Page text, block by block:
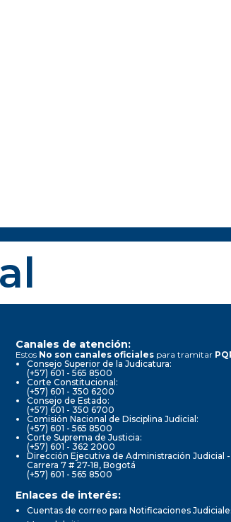
Canales de atención:
Estos No son canales oficiales para tramitar
Consejo Superior de la Judicatura:
(+57) 601 - 565 8500
Corte Constitucional:
(+57) 601 - 350 6200
Consejo de Estado:
(+57) 601 - 350 6700
Comisión Nacional de Disciplina Judicial:
(+57) 601 - 565 8500
Corte Suprema de Justicia:
(+57) 601 - 362 2000
Dirección Ejecutiva de Administración Judicial -
Carrera 7 # 27-18, Bogotá
(+57) 601 - 565 8500
Enlaces de interés:
Cuentas de correo para Notificaciones